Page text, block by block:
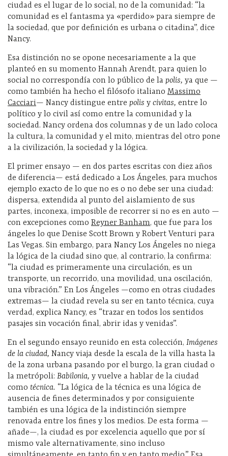
ciudad es el lugar de lo social, no de la comunidad: “la
comunidad es el fantasma ya «perdido» para siempre de
la sociedad, que por definición es urbana o citadina”, dice
Nancy.
Esa distinción no se opone necesariamente a la que
planteó en su momento Hannah Arendt, para quien lo
social no correspondía con lo público de la polis, ya que —
como también ha hecho el filósofo italiano Massimo
Cacciari— Nancy distingue entre polis y civitas, entre lo
político y lo civil así como entre la comunidad y la
sociedad. Nancy ordena dos columnas y de un lado coloca
la cultura, la comunidad y el mito, mientras del otro pone
a la civilización, la sociedad y la lógica.
El primer ensayo — en dos partes escritas con diez años
de diferencia— está dedicado a Los Ángeles, para muchos
ejemplo exacto de lo que no es o no debe ser una ciudad:
dispersa, extendida al punto del aislamiento de sus
partes, inconexa, imposible de recorrer si no es en auto —
con excepciones como Reyner Banham, que fue para los
ángeles lo que Denise Scott Brown y Robert Venturi para
Las Vegas. Sin embargo, para Nancy Los Ángeles no niega
la lógica de la ciudad sino que, al contrario, la confirma:
“la ciudad es primeramente una circulación, es un
transporte, un recorrido, una movilidad, una oscilación,
una vibración.” En Los Ángeles —como en otras ciudades
extremas— la ciudad revela su ser en tanto técnica, cuya
verdad, explica Nancy, es “trazar en todos los sentidos
pasajes sin vocación final, abrir idas y venidas”.
En el segundo ensayo reunido en esta colección, Imágenes
de la ciudad, Nancy viaja desde la escala de la villa hasta la
de la zona urbana pasando por el burgo, la gran ciudad o
la metrópoli: Babilonia, y vuelve a hablar de la ciudad
como técnica. “La lógica de la técnica es una lógica de
ausencia de fines determinados y por consiguiente
también es una lógica de la indistinción siempre
renovada entre los fines y los medios. De esta forma —
añade—, la ciudad es por excelencia aquello que por sí
mismo vale alternativamente, sino incluso